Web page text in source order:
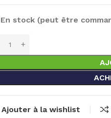
En stock (peut être
Ajouter à la wishlist